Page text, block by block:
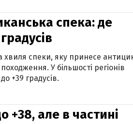
спека: де
спеки, яку принесе
У більшості регіонів
+39 градусів.
+38, але в частині